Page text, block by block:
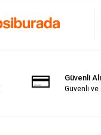
Güvenli
Güvenli